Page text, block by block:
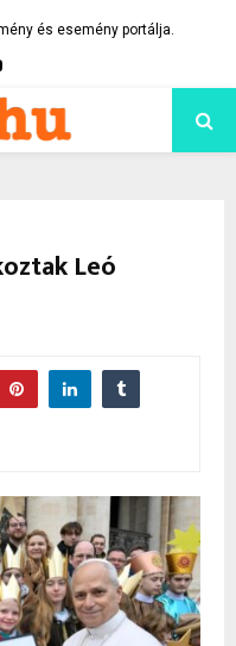
és esemény portálja.
Youtube
Leó